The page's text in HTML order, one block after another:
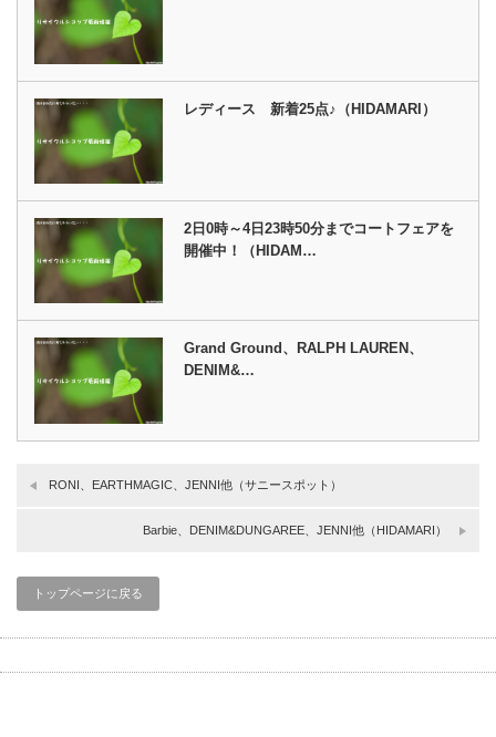
レディース 新着25点♪（HIDAMARI）
2日0時～4日23時50分までコートフェアを
開催中！（HIDAM…
Grand Ground、RALPH LAUREN、
DENIM&…
RONI、EARTHMAGIC、JENNI他（サニースポット）
Barbie、DENIM&DUNGAREE、JENNI他（HIDAMARI）
トップページに戻る